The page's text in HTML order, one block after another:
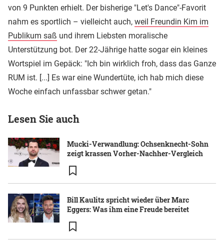
von 9 Punkten erhielt. Der bisherige "Let's Dance"-Favorit
nahm es sportlich – vielleicht auch, weil Freundin Kim im
Publikum saß und ihrem Liebsten moralische
Unterstützung bot. Der 22-Jährige hatte sogar ein kleines
Wortspiel im Gepäck: "Ich bin wirklich froh, dass das Ganze
RUM ist. [...] Es war eine Wundertüte, ich hab mich diese
Woche einfach unfassbar schwer getan."
Lesen Sie auch
Mucki-Verwandlung: Ochsenknecht-Sohn
zeigt krassen Vorher-Nachher-Vergleich
Bill Kaulitz spricht wieder über Marc
Eggers: Was ihm eine Freude bereitet